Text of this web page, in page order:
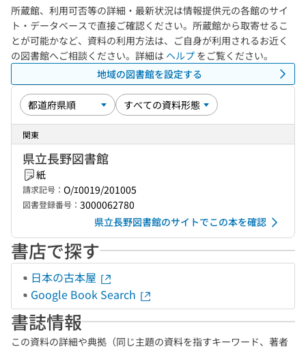
所蔵館、利用可否等の詳細・最新状況は情報提供元の各館のサイ
ト・データベースで直接ご確認ください。所蔵館から取寄せるこ
とが可能かなど、資料の利用方法は、ご自身が利用されるお近く
の図書館へご相談ください。詳細は ヘルプ をご覧ください。
地域の図書館を設定する
関東
県立長野図書館
紙
請求記号： O/ｴ0019/201005
図書登録番号： 3000062780
県立長野図書館のサイトでこの本を確認
書店で探す
日本の古本屋
Google Book Search
書誌情報
この資料の詳細や典拠（同じ主題の資料を指すキーワード、著者